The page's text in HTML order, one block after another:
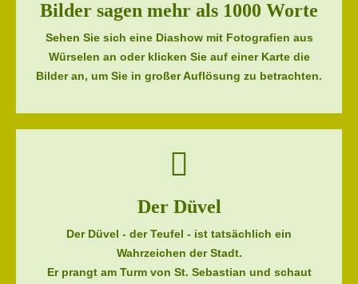
Bilder sagen mehr als 1000 Worte
Sehen Sie sich eine Diashow mit Fotografien aus
Würselen an oder klicken Sie auf einer Karte die
Bilder an, um Sie in großer Auflösung zu betrachten.
Der Düvel
Der Düvel - der Teufel - ist tatsächlich ein
Wahrzeichen der Stadt.
Er prangt am Turm von St. Sebastian und schaut